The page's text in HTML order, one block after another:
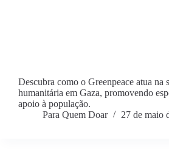
Descubra como o Greenpeace atua na
humanitária em Gaza, promovendo
apoio à população.
Para Quem Doar
27 de maio